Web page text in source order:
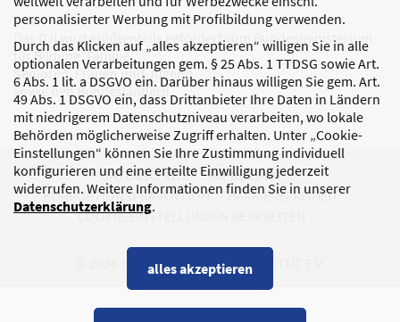
personalisierter Werbung mit Profilbildung verwenden.
Durch das Klicken auf „alles akzeptieren“ willigen Sie in alle
optionalen Verarbeitungen gem. § 25 Abs. 1 TTDSG sowie Art.
6 Abs. 1 lit. a DSGVO ein. Darüber hinaus willigen Sie gem. Art.
49 Abs. 1 DSGVO ein, dass Drittanbieter Ihre Daten in Ländern
mit niedrigerem Datenschutzniveau verarbeiten, wo lokale
Behörden möglicherweise Zugriff erhalten. Unter „Cookie-
Einstellungen“ können Sie Ihre Zustimmung individuell
konfigurieren und eine erteilte Einwilligung jederzeit
widerrufen. Weitere Informationen finden Sie in unserer
Datenschutzerklärung.
alles akzeptieren
Das DJI wird größtenteils gefördert vom Bundesministerium
für Bildung, Familie,
Senioren, Frauen und Jugend
sowie den Bundesländern.
DATENSCHUTZ
IMPRESSUM
KORRUPTIONSPRÄVENTION
BARRIEREFREIHEIT
COOKIE-EINSTELLUNGEN BEARBEITEN
© 2026 DEUTSCHES JUGENDINSTITUT E.V.